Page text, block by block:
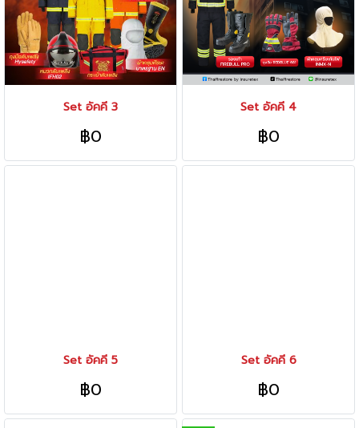
Set อัคคี 3
฿0
Set อัคคี 4
฿0
Set อัคคี 5
฿0
Set อัคคี 6
฿0